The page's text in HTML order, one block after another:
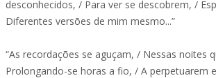
desconhecidos, / Para ver se descobrem, /
Diferentes versões de mim mesmo...”
“As recordações se aguçam, / Nessas noites
Prolongando-se horas a fio, / A perpetuarem